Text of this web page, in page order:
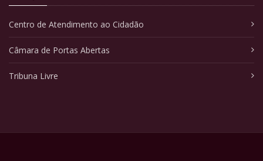
Centro de Atendimento ao Cidadão
Câmara de Portas Abertas
Tribuna Livre